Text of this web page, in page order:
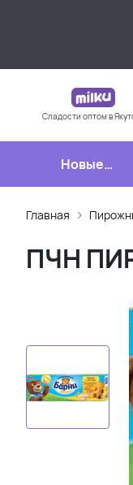
Сладости оптом в
Новые
поступления
Главная
ПЧН